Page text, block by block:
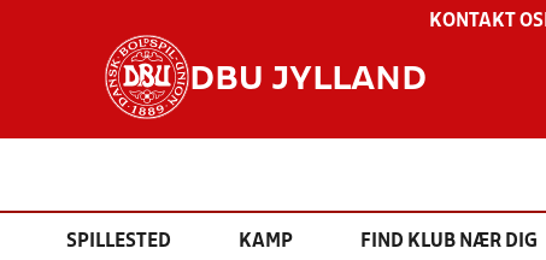
KONTAKT OS
DBU JYLLAND
SPILLESTED KAMP FIND KLUB NÆR DIG